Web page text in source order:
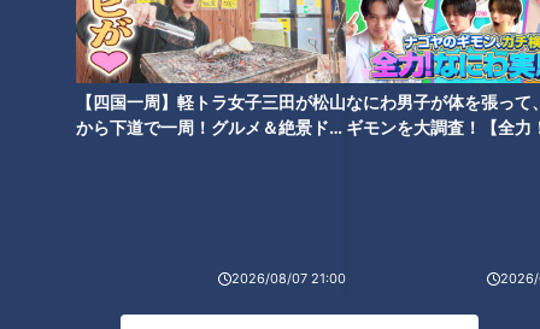
【四国一周】軽トラ女子三田が松山
から下道で一周！グルメ＆絶景ドラ
2026/08/07 21:00
なにわ男子が体を張って
ギモンを大調査！【全力
2026/
ドキュメンタリーやニュース特集をお届けします。
・受賞作品をはじめとしたドキュメンタリー
・ディレクターが取材対象に迫った、テレビでは放送していない特
・ＣＢＣテレビ「チャント！」の特集を厳選して公開します。
（月～金 午後3時49分から午後7時 愛知・岐阜・三重で放送）